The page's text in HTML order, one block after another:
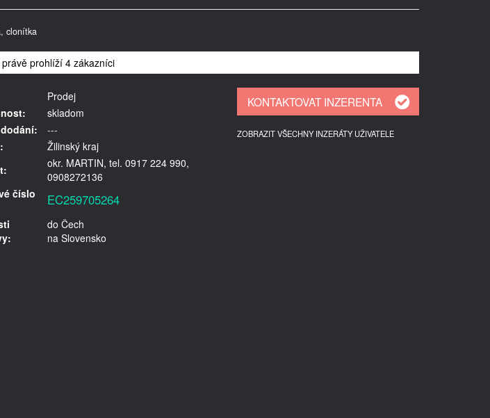
clonítka
prohlíží 4 zákazníci
Prodej
skladom
---
Žilinský kraj
okr. MARTIN, tel. 0917 224 990,
0908272136
číslo
EC259705264
do Čech
na Slovensko
ZOBRAZIT VŠECHNY INZERÁTY UŽIVATELE